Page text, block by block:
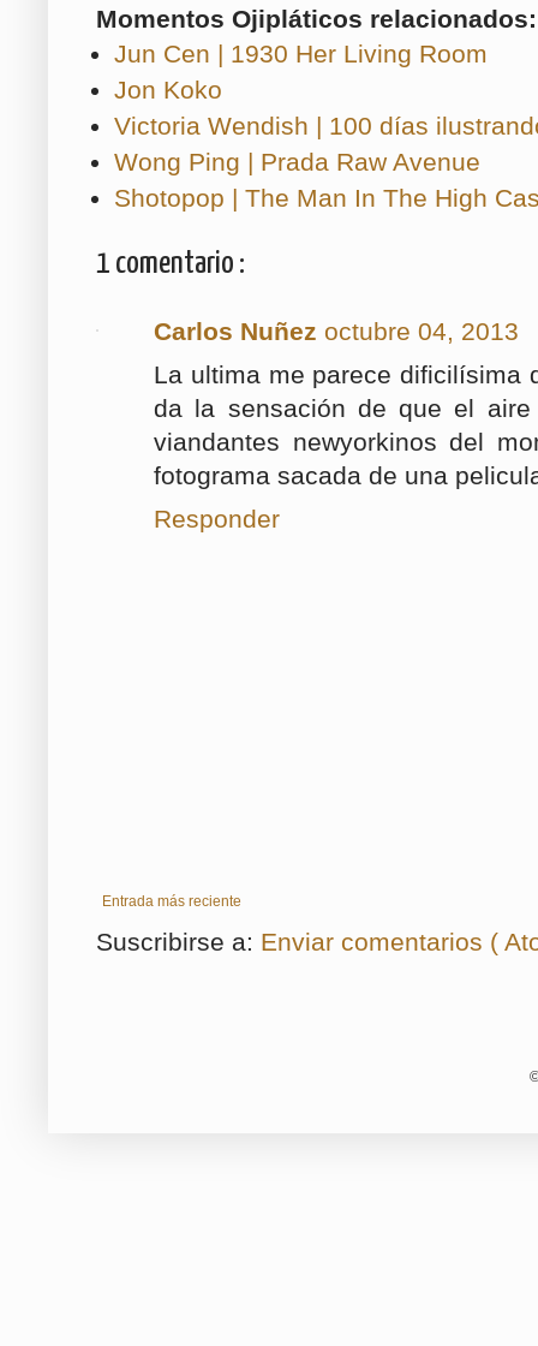
Momentos Ojipláticos relacionados:
Jun Cen | 1930 Her Living Room
Jon Koko
Victoria Wendish | 100 días
Wong Ping | Prada Raw Avenue
Shotopop | The Man In The High
1 comentario :
Carlos Nuñez octubre 04, 2013
La ultima me parece dificilísima
da la sensación de que el
viandantes newyorkinos del
fotograma sacada de una
Responder
Entrada más reciente
Suscribirse a: Enviar comentarios (